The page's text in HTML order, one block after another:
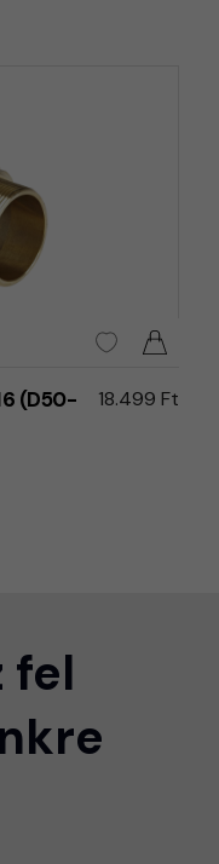
(D50-
18.499 Ft
fel